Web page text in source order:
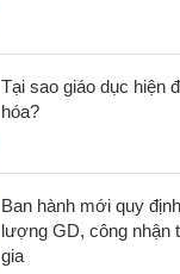
Tại sao giáo dục hiện
hóa?
Ban hành mới quy
lượng GD, công nhận
gia